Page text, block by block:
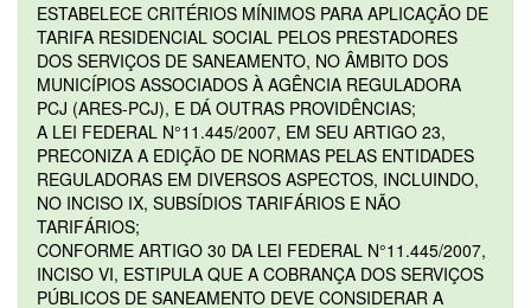
ESTABELECE CRITÉRIOS MÍNIMOS PARA APLICAÇÃO DE
TARIFA RESIDENCIAL SOCIAL PELOS PRESTADORES
DOS SERVIÇOS DE SANEAMENTO, NO ÂMBITO DOS
MUNICÍPIOS ASSOCIADOS À AGÊNCIA REGULADORA
PCJ (ARES-PCJ), E DÁ OUTRAS PROVIDÊNCIAS;
A LEI FEDERAL N°11.445/2007, EM SEU ARTIGO 23,
PRECONIZA A EDIÇÃO DE NORMAS PELAS ENTIDADES
REGULADORAS EM DIVERSOS ASPECTOS, INCLUINDO,
NO INCISO IX, SUBSÍDIOS TARIFÁRIOS E NÃO
TARIFÁRIOS;
CONFORME ARTIGO 30 DA LEI FEDERAL N°11.445/2007,
INCISO VI, ESTIPULA QUE A COBRANÇA DOS SERVIÇOS
PÚBLICOS DE SANEAMENTO DEVE CONSIDERAR A